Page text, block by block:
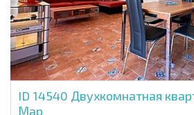
ID 14540 Двухкомнатная
Мар